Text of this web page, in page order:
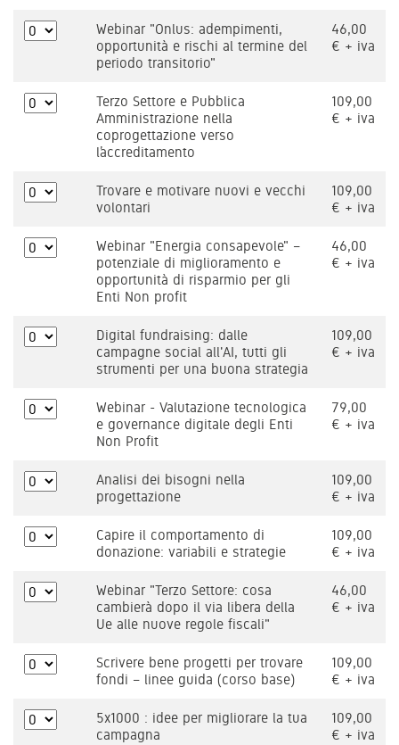
Webinar "Onlus: adempimenti,
opportunità e rischi al termine del
periodo transitorio"
46,00
€ + iva
Terzo Settore e Pubblica
Amministrazione nella
coprogettazione verso
l’accreditamento
109,00
€ + iva
Trovare e motivare nuovi e vecchi
volontari
109,00
€ + iva
Webinar "Energia consapevole" –
potenziale di miglioramento e
opportunità di risparmio per gli
Enti Non profit
46,00
€ + iva
Digital fundraising: dalle
campagne social all'AI, tutti gli
strumenti per una buona strategia
109,00
€ + iva
Webinar - Valutazione tecnologica
e governance digitale degli Enti
Non Profit
79,00
€ + iva
Analisi dei bisogni nella
progettazione
109,00
€ + iva
Capire il comportamento di
donazione: variabili e strategie
109,00
€ + iva
Webinar "Terzo Settore: cosa
cambierà dopo il via libera della
Ue alle nuove regole fiscali"
46,00
€ + iva
Scrivere bene progetti per trovare
fondi – linee guida (corso base)
109,00
€ + iva
5x1000 : idee per migliorare la tua
campagna
109,00
€ + iva